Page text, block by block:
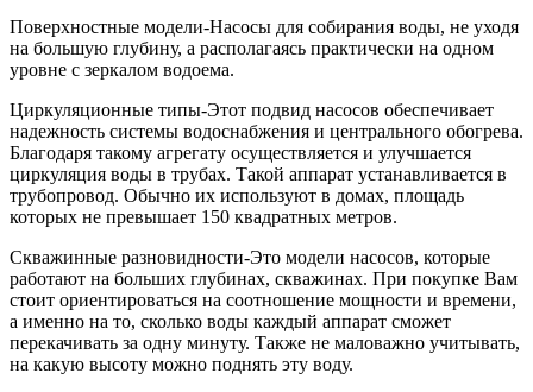
Поверхностные модели-Насосы для собирания воды, не уходя
на большую глубину, а располагаясь практически на одном
уровне с зеркалом водоема.
Циркуляционные типы-Этот подвид насосов обеспечивает
надежность системы водоснабжения и центрального обогрева.
Благодаря такому агрегату осуществляется и улучшается
циркуляция воды в трубах. Такой аппарат устанавливается в
трубопровод. Обычно их используют в домах, площадь
которых не превышает 150 квадратных метров.
Скважинные разновидности-Это модели насосов, которые
работают на больших глубинах, скважинах. При покупке Вам
стоит ориентироваться на соотношение мощности и времени,
а именно на то, сколько воды каждый аппарат сможет
перекачивать за одну минуту. Также не маловажно учитывать,
на какую высоту можно поднять эту воду.